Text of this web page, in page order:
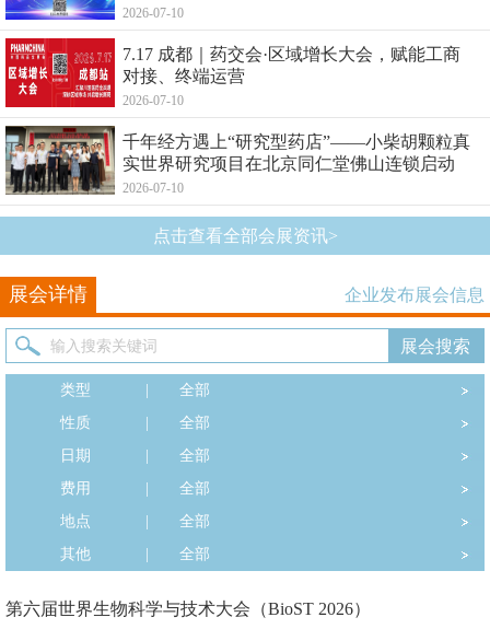
2026-07-10
7.17 成都｜药交会·区域增长大会，赋能工商
对接、终端运营
2026-07-10
千年经方遇上“研究型药店”——小柴胡颗粒真
实世界研究项目在北京同仁堂佛山连锁启动
2026-07-10
点击查看全部会展资讯>
展会详情 企业发布展会信息
类型
全部
性质
全部
日期
全部
费用
全部
地点
全部
其他
全部
第六届世界生物科学与技术大会（BioST 2026）